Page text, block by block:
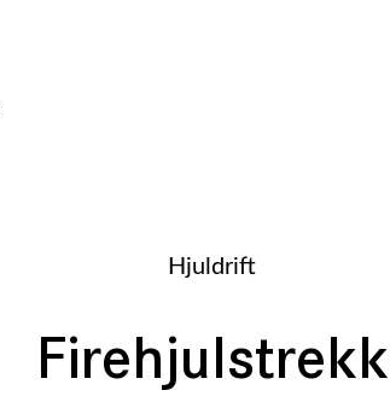
Hjuldrift
Firehjulstrekk